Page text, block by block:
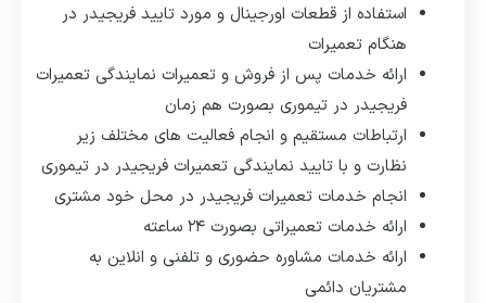
استفاده از قطعات اورجینال و مورد تایید فریجیدر در
هنگام تعمیرات
ارائه خدمات پس از فروش و تعمیرات نمایندگی تعمیرات
فریجیدر در تیموری بصورت هم زمان
ارتباطات مستقیم و انجام فعالیت های مختلف زیر
نظارت و با تایید نمایندگی تعمیرات فریجیدر در تیموری
انجام خدمات تعمیرات فریجیدر در محل خود مشتری
ارائه خدمات تعمیراتی بصورت ۲۴ ساعته
ارائه خدمات مشاوره حضوری و تلفنی و انلاین به
مشتریان دائمی